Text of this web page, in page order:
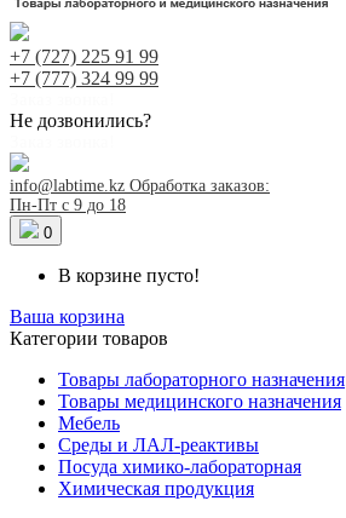
+7 (727) 225 91 99
+7 (777) 324 99 99
Не дозвонились?
info@labtime.kz Обработка заказов:
Пн-Пт с 9 до 18
0
В корзине пусто!
Ваша корзина
Категории товаров
Товары лабораторного назначения
Товары медицинского назначения
Мебель
Среды и ЛАЛ-реактивы
Посуда химико-лабораторная
Химическая продукция